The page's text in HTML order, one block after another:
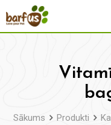
uz
Sākums Produkti